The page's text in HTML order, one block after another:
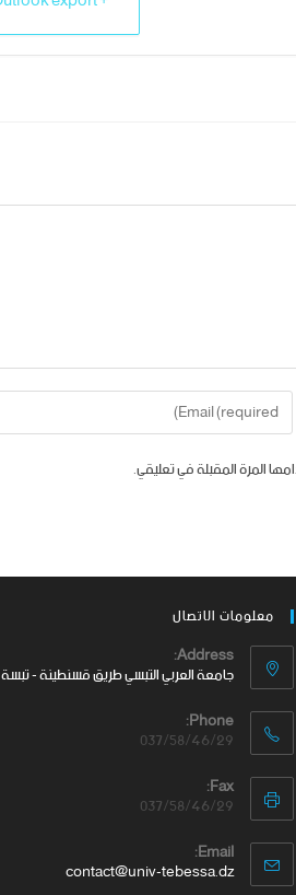
المرة المقبلة في تعليقي.
معلومات الاتصال
Address:
جامعة العربي التبسي طريق قسنطينة - تبسة
Phone:
037/58/46/29
Fax:
037/58/46/29
Email:
contact@univ-tebessa.dz